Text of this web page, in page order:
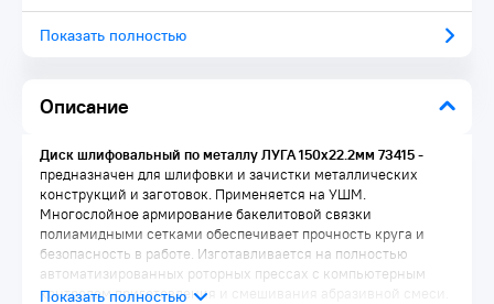
Описание
Показать полностью
Диск шлифовальный по металлу ЛУГА 150х22.2мм 73415-
предназначен для шлифовки и зачистки металлических
конструкций и заготовок. Применяется на УШМ.
Многослойное армирование бакелитовой связки
полиамидными сетками обеспечивает прочность круга и
безопасность в работе. Изготавливается на полностью
автоматизированных роторных прессах с компьютерным
контролем приготовления и смешивания абразивной смеси.